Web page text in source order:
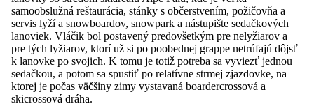
samoobslužná reštaurácia, stánky s občerstvením, požičovňa a
servis lyží a snowboardov, snowpark a nástupište sedačkových
lanoviek. Vláčik bol postavený predovšetkým pre nelyžiarov a
pre tých lyžiarov, ktorí už si po poobednej grappe netrúfajú dôjsť
k lanovke po svojich. K tomu je totiž potreba sa vyviezť jednou
sedačkou, a potom sa spustiť po relatívne strmej zjazdovke, na
ktorej je počas väčšiny zimy vystavaná boardercrossová a
skicrossová dráha.